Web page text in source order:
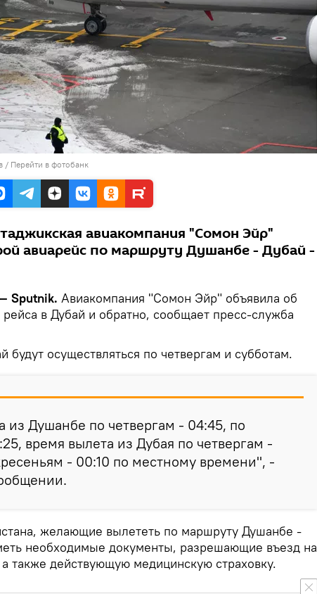
/ Перейти в фотобанк
авиакомпания "Сомон Эйр"
авиарейс по маршруту Душанбе - Дубай -
Sputnik. Авиакомпания "Сомон Эйр" объявила об
рейса в Дубай и обратно, сообщает пресс-служба
будут осуществляться по четвергам и субботам.
из Душанбе по четвергам - 04:45, по
время вылета из Дубая по четвергам -
- 00:10 по местному времени", -
желающие вылететь по маршруту Душанбе -
необходимые документы, разрешающие въезд на
также действующую медицинскую страховку.